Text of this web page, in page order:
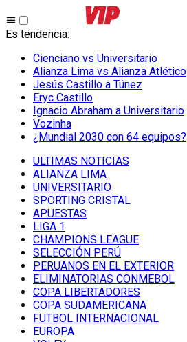
Es tendencia:
Cienciano vs Universitario
Alianza Lima vs Alianza Atlético
Jesús Castillo a Túnez
Eryc Castillo
Ignacio Abraham a Universitario
Vozinha
¿Mundial 2030 con 64 equipos?
ULTIMAS NOTICIAS
ALIANZA LIMA
UNIVERSITARIO
SPORTING CRISTAL
APUESTAS
LIGA 1
CHAMPIONS LEAGUE
SELECCIÓN PERÚ
PERUANOS EN EL EXTERIOR
ELIMINATORIAS CONMEBOL
COPA LIBERTADORES
COPA SUDAMERICANA
FUTBOL INTERNACIONAL
EUROPA